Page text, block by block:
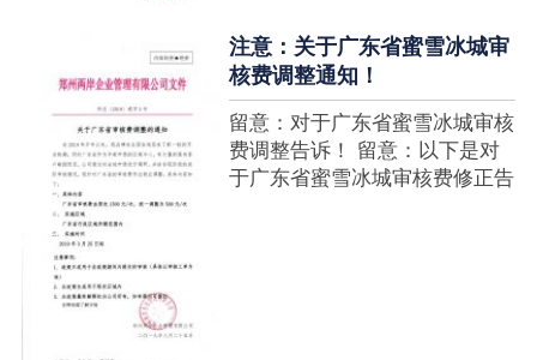
注意：关于广东省蜜雪冰城审
核费调整通知！
留意：对于广东省蜜雪冰城审核
费调整告诉！ 留意：以下是对
于广东省蜜雪冰城审核费修正告